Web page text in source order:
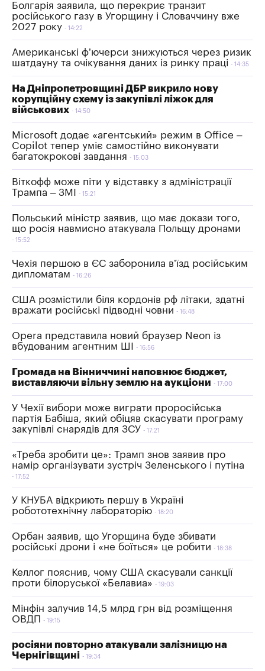
Болгарія заявила, що перекриє транзит
російського газу в Угорщину і Словаччину вже
2027 року
14:22
Американські ф’ючерси знижуються через ризик
шатдауну та очікування даних із ринку праці
14:35
На Дніпропетровщині ДБР викрило нову
корупційну схему із закупівлі ліжок для
військових
14:50
Microsoft додає «агентський» режим в Office –
Copilot тепер уміє самостійно виконувати
багатокрокові завдання
15:03
Віткофф може піти у відставку з адміністрації
Трампа – ЗМІ
15:21
Польський міністр заявив, що має докази того,
що росія навмисно атакувала Польщу дронами
15:52
Чехія першою в ЄС заборонила в’їзд російським
дипломатам
16:26
США розмістили біля кордонів рф літаки, здатні
вражати російські підводні човни
16:48
Opera представила новий браузер Neon із
вбудованим агентним ШІ
16:56
Громада на Вінниччині наповнює бюджет,
виставляючи вільну землю на аукціони
17:00
У Чехії вибори може виграти проросійська
партія Бабіша, який обіцяв скасувати програму
закупівлі снарядів для ЗСУ
17:21
«Треба зробити це»: Трамп знов заявив про
намір організувати зустріч Зеленського і путіна
17:52
У КНУБА відкриють першу в Україні
робототехнічну лабораторію
18:20
Орбан заявив, що Угорщина буде збивати
російські дрони і «не боїться» це робити
18:38
Келлог пояснив, чому США скасували санкції
проти білоруської «Белавиа»
19:03
Мінфін залучив 14,5 млрд грн від розміщення
ОВДП
19:15
росіяни повторно атакували залізницю на
Чернігівщині
19:34